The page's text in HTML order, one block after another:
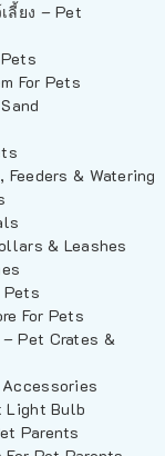
ยง – Pet
For Pets
& Watering
& Leashes
Pets
For Pets
Pet Crates &
Light Bulb
Parents